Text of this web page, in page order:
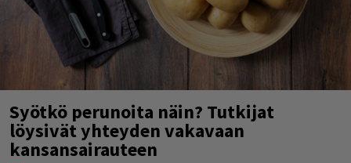
Syötkö perunoita näin? Tutkijat
löysivät yhteyden vakavaan
kansansairauteen